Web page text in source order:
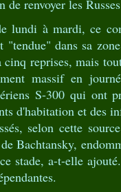
de renvoyer les
lundi à mardi, ce
"tendue" dans sa
cinq reprises, mais
massif en
S-300 qui ont
d'habitation et des
selon cette
Bachtansky,
stade, a-t-elle